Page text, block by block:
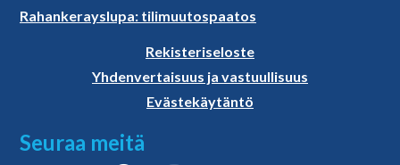
Rahankerayslupa: tilimuutospaatos
Rekisteriseloste
Yhdenvertaisuus ja vastuullisuus
Evästekäytäntö
Seuraa meitä